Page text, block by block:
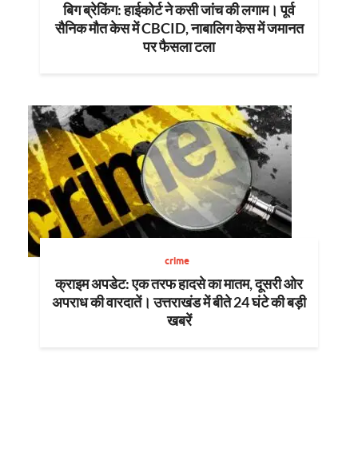
बिग ब्रेकिंग: हाईकोर्ट ने कसी जांच की लगाम। पूर्व
सैनिक मौत केस में CBCID, नाबालिग केस में जमानत
पर फैसला टला
crime
क्राइम अपडेट: एक तरफ हादसे का मातम, दूसरी ओर
अपराध की वारदातें। उत्तराखंड में बीते 24 घंटे की बड़ी
खबरें